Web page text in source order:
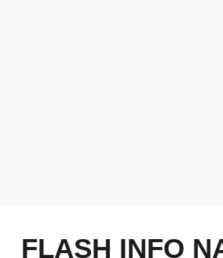
FLASH INFO